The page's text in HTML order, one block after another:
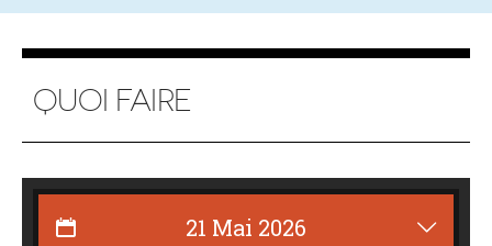
QUOI FAIRE